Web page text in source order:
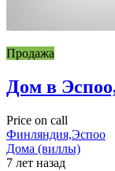
Продажа
Дом в
Price on call
Финляндия,Эспоо
Дома (виллы)
7 лет назад